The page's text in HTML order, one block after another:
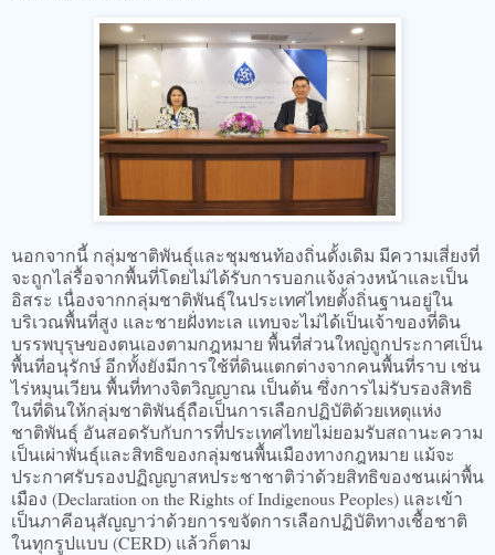
นอกจากนี้ กลุ่มชาติพันธุ์และชุมชนท้องถิ่นดั้งเดิม มีความเสี่ยงที่
จะถูกไล่รื้อจากพื้นที่โดยไม่ได้รับการบอกแจ้งล่วงหน้าและเป็น
อิสระ เนื่องจากกลุ่มชาติพันธุ์ในประเทศไทยตั้งถิ่นฐานอยู่ใน
บริเวณพื้นที่สูง และชายฝั่งทะเล แทบจะไม่ได้เป็นเจ้าของที่ดิน
บรรพบุรุษของตนเองตามกฎหมาย พื้นที่ส่วนใหญ่ถูกประกาศเป็น
พื้นที่อนุรักษ์ อีกทั้งยังมีการใช้ที่ดินแตกต่างจากคนพื้นที่ราบ เช่น
ไร่หมุนเวียน พื้นที่ทางจิตวิญญาณ เป็นต้น ซึ่งการไม่รับรองสิทธิ
ในที่ดินให้กลุ่มชาติพันธุ์ถือเป็นการเลือกปฏิบัติด้วยเหตุแห่ง
ชาติพันธุ์ อันสอดรับกับการที่ประเทศไทยไม่ยอมรับสถานะความ
เป็นเผ่าพันธุ์และสิทธิของกลุ่มชนพื้นเมืองทางกฎหมาย แม้จะ
ประกาศรับรองปฏิญญาสหประชาชาติว่าด้วยสิทธิของชนเผ่าพื้น
เมือง (Declaration on the Rights of Indigenous Peoples) และเข้า
เป็นภาคีอนุสัญญาว่าด้วยการขจัดการเลือกปฏิบัติทางเชื้อชาติ
ในทุกรูปแบบ (CERD) แล้วก็ตาม